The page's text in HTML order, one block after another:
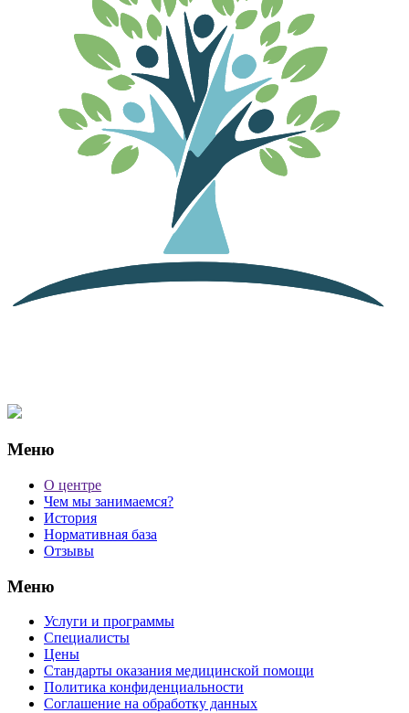
Меню
О центре
Чем мы занимаемся?
История
Нормативная база
Отзывы
Меню
Услуги и программы
Специалисты
Цены
Стандарты оказания медицинской помощи
Политика конфиденциальности
Соглашение на обработку данных